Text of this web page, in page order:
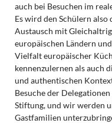
auch bei Besuchen im
Es wird den Schülern also
Austausch mit
europäischen Ländern
Vielfalt europäischer
kennenzulernen als auch
und authentischen
Besuche der
Stiftung, und wir werden
Gastfamilien